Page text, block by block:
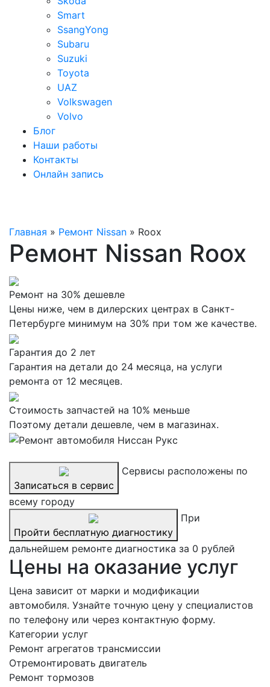
Smart
SsangYong
Subaru
Suzuki
Toyota
UAZ
Volkswagen
Volvo
Блог
Наши работы
Контакты
Онлайн запись
Главная » Ремонт Nissan » Roox
Ремонт Nissan Roox
Ремонт на 30% дешевле
Цены ниже, чем в дилерских центрах в Санкт-
Петербурге минимум на 30% при том же качестве.
Гарантия до 2 лет
Гарантия на детали до 24 месяца, на услуги
ремонта от 12 месяцев.
Стоимость запчастей на 10% меньше
Поэтому детали дешевле, чем в магазинах.
Записаться в сервис
Сервисы расположены по
всему городу
Пройти бесплатную диагностику
При
дальнейшем ремонте диагностика за 0 рублей
Цены на оказание услуг
Цена зависит от марки и модификации
автомобиля. Узнайте точную цену у специалистов
по телефону или через контактную форму.
Категории услуг
Ремонт агрегатов трансмиссии
Отремонтировать двигатель
Ремонт тормозов